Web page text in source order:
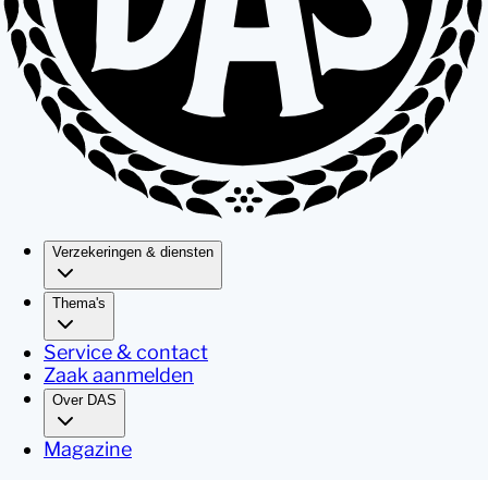
Verzekeringen & diensten
Thema's
Service & contact
Zaak aanmelden
Over DAS
Magazine